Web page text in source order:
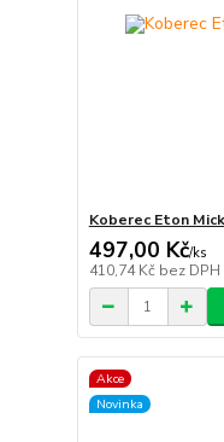
Koberec Eton
497,00 Kč/ks
410,74 Kč bez DPH
Akce
Novinka